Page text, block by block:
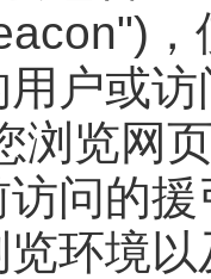
户或
浏览网
问的
环境